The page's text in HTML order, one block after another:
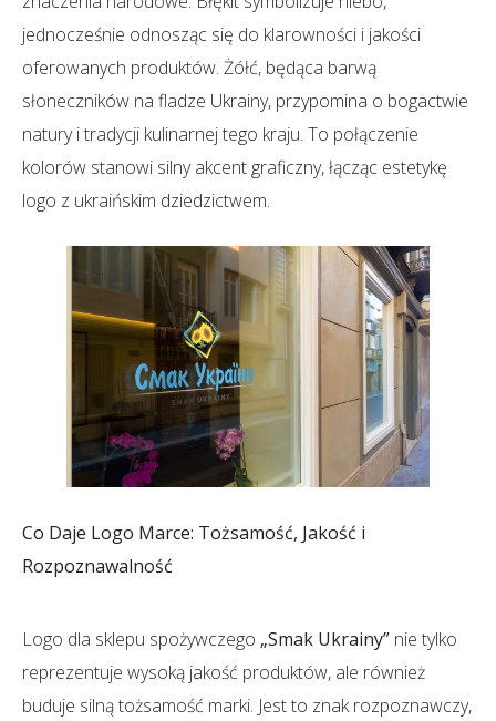
jednocześnie odnosząc się do klarowności i jakości
oferowanych produktów. Żółć, będąca barwą
słoneczników na fladze Ukrainy, przypomina o bogactwie
natury i tradycji kulinarnej tego kraju. To połączenie
kolorów stanowi silny akcent graficzny, łącząc estetykę
logo z ukraińskim dziedzictwem.
Co Daje Logo Marce: Tożsamość, Jakość i
Rozpoznawalność
Logo dla sklepu spożywczego „Smak Ukrainy” nie tylko
reprezentuje wysoką jakość produktów, ale również
buduje silną tożsamość marki. Jest to znak rozpoznawczy,